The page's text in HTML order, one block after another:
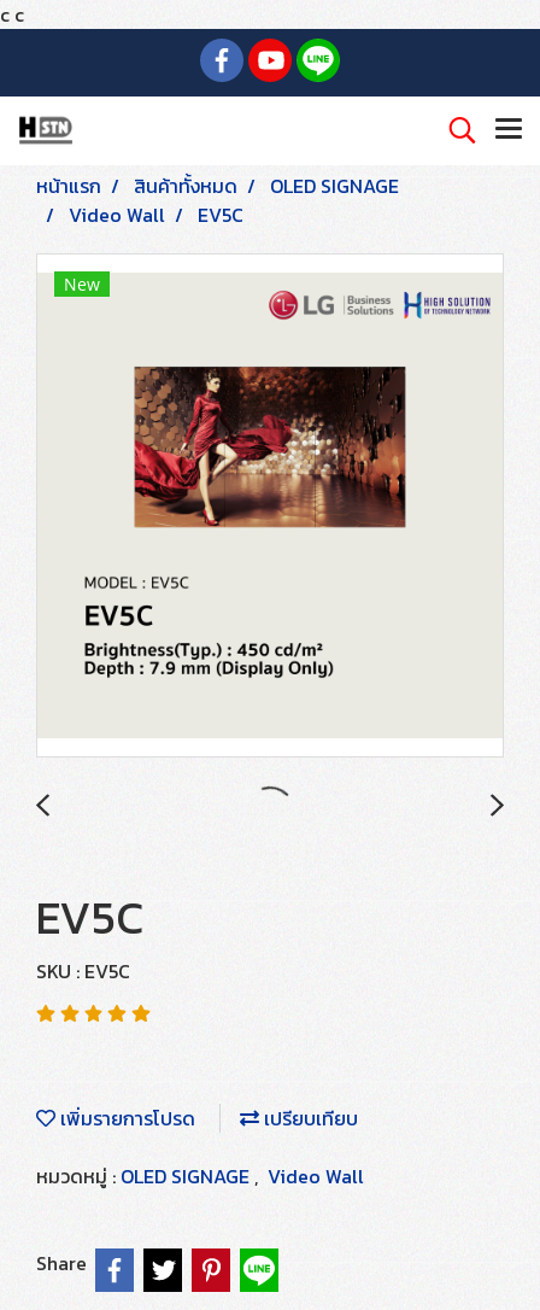
c c
หน้าแรก สินค้าทั้งหมด
OLED SIGNAGE
Video Wall
EV5C
New
EV5C
SKU : EV5C
เพิ่มรายการโปรด
เปรียบเทียบ
หมวดหมู่ : OLED SIGNAGE , Video Wall
Share